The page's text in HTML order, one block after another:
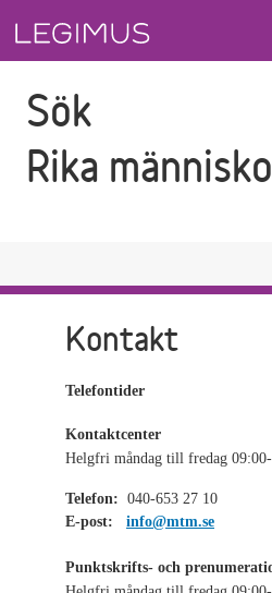
Sök
Rika
Kontakt
Telefontider
Kontaktcenter
Helgfri måndag till fredag
Telefon: 040-653 27 10
E-post:
info@mtm.se
Punktskrifts- och